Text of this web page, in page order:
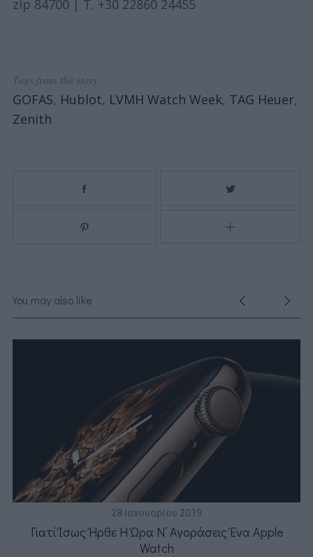
zip 84700 | Τ. +30 22860 24455
Tags from the story
GOFAS, Hublot, LVMH Watch Week, TAG Heuer,
Zenith
You may also like
28 Ιανουαρίου 2019
Γιατί Ίσως Ήρθε Η Ώρα Ν’ Αγοράσεις Ένα Apple
Watch